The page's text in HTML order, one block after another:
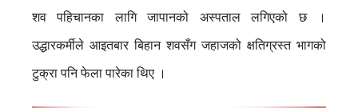
शव पहिचानका लागि जापानको अस्पताल लगिएको छ ।
उद्धारकर्मीले आइतबार बिहान शवसँग जहाजको क्षतिग्रस्त भागको
टुक्रा पनि फेला पारेका थिए ।